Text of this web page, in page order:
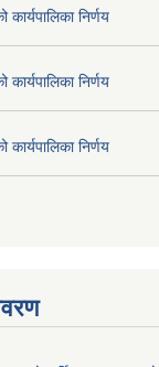
निर्णय
निर्णय
निर्णय